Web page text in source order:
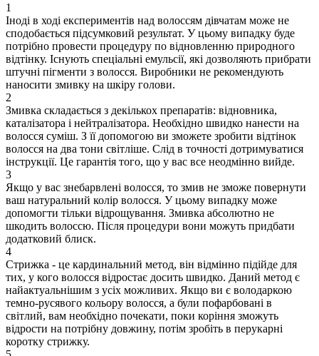
1
Іноді в ході експериментів над волоссям дівчатам може не
сподобається підсумковий результат. У цьому випадку буде
потрібно провести процедуру по відновленню природного
відтінку. Існують спеціальні емульсії, які дозволяють прибрати
штучні пігменти з волосся. Виробники не рекомендують
наносити змивку на шкіру голови.
2
Змивка складається з декількох препаратів: відновника,
каталізатора і нейтралізатора. Необхідно швидко нанести на
волосся суміш. З її допомогою ви зможете зробити відтінок
волосся на два тони світліше. Слід в точності дотримуватися
інструкції. Це гарантія того, що у вас все неодмінно вийде.
3
Якщо у вас знебарвлені волосся, то змив не зможе повернути
ваш натуральний колір волосся. У цьому випадку може
допомогти тільки відрощування. Змивка абсолютно не
шкодить волоссю. Після процедури вони можуть придбати
додатковий блиск.
4
Стрижка - це кардинальний метод, він відмінно підійде для
тих, у кого волосся відростає досить швидко. Даний метод є
найактуальнішим з усіх можливих. Якщо ви є володаркою
темно-русявого кольору волосся, а були пофарбовані в
світлий, вам необхідно почекати, поки коріння зможуть
відрости на потрібну довжину, потім зробіть в перукарні
коротку стрижку.